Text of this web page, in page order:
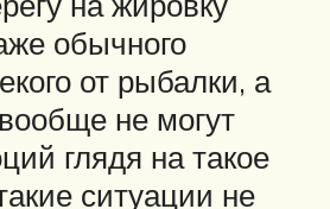
обычного
от рыбалки, а
не могут
глядя на такое
ситуации не